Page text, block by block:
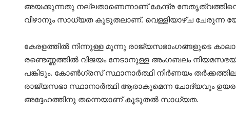
അയക്കുന്നതു നല്ലതാണെന്നാണ് കേന്ദ്ര
വീഴാനും സാധ്യത കൂടുതലാണ്. വെള്ളിയാഴ്ച ചേരുന്ന
കേരളത്തില്‍ നിന്നുള്ള മൂന്നു രാജ്യസഭാംഗങ്ങളുടെ
രണ്ടെണ്ണത്തില്‍ വിജയം നേടാനുള്ള അംഗബലം
പങ്കിടും. കോണ്‍ഗ്രസ് സ്ഥാനാര്‍ത്ഥി നിര്‍ണയം
രാജ്യസഭാ സ്ഥാനാര്‍ത്ഥി ആരാകുമെന്ന ചോദ്യവും
അദ്ദേഹത്തിനു തന്നെയാണ് കൂടുതല്‍ സാധ്യത.